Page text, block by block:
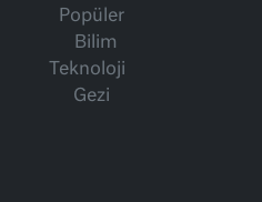
Popüler
Bilim
Teknoloji
Gezi